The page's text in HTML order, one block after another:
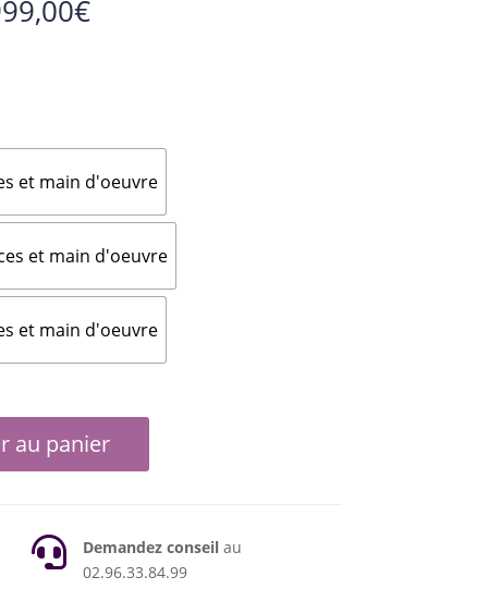
€Plage
de
7
999,00€
et main d'oeuvre
et main d'oeuvre
et main d'oeuvre
au panier
 Demandez conseil au
02.96.33.84.99